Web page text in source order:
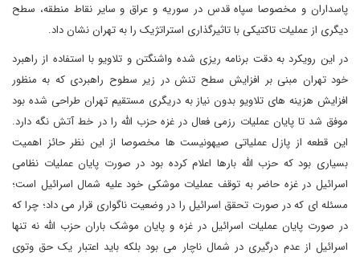
پاسداران و مخصوصا سپاه قدس در سوریه و عراق و سایر نقاط منطقه، سطح
دیگری از عملیات تاکتیکی با تاثیرگذاری استراتژیک را به تهران نشان داد.
در این رویکرد به دقت برنامه ریزی شده واشنگتن و تلاویو با استفاده از راهبرد
خود تهران مبنی بر افزایش سطح تنش در زیر سطوح راهبردی که به منظور
افزایش هزینه های تلاویو بدون نیاز به دریگری مستقیم تهران طراحی شده بود
موفق شد تا پایان عملیات رزمی فعال در غزه حزب الله را در خط آتش نگه دارد.
این قطعه از پازل عملیاتی صیهونیست ها مخصوصا از این نظر حائز اهمیت
بسیاری بود که حزب الله بارها اعلام کرده بود در صورت پایان عملیات نظامی
اسرائیل در غزه حاضر به توقف عملیات موشکی خود علیه شمال اسرائیل است؛
مسئله ای که در صورت تحقق اسرائیل را در وضعیت ناگواری قرار می داد؛ چرا که
در صورت پایان عملیات اسرائیل در غزه و پایان موشک باران حزب الله نه تنها
اسرائیل از عدم درگیری در شمال ناچار می بود بلکه باید اعتبار یک حق وتوی